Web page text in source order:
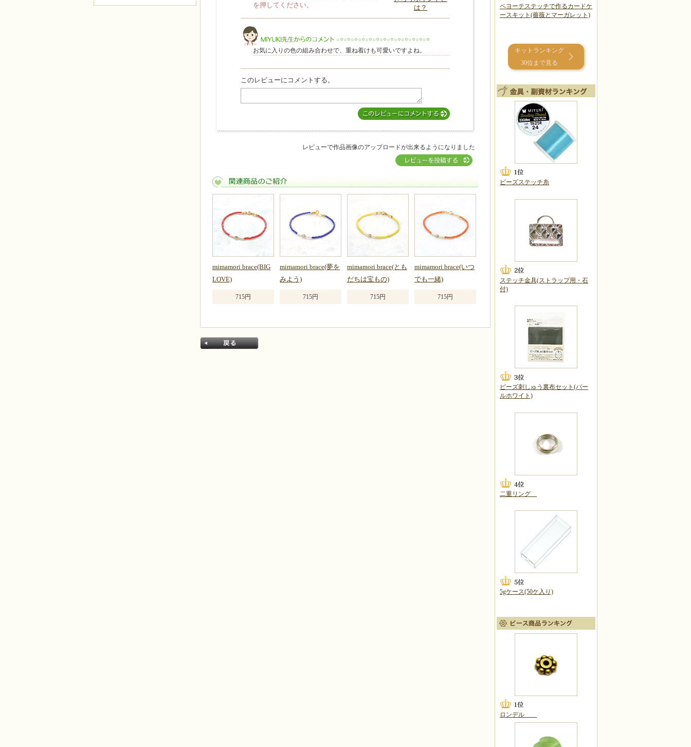
このレビューは参考になりましたか？
を押してください。
は？
MIYUKI先生からのコメント
お気に入りの色の組み合わせで、重ね着けも可愛いですよね。
このレビューにコメントする。
レビューで作品画像のアップロードが出来るようになりました
mimamori brace(BIG
LOVE)
715円
mimamori brace(夢を
みよう)
715円
mimamori brace(とも
だちは宝もの)
715円
mimamori brace(いつ
でも一緒)
715円
ペヨーテステッチで作るカードケ
ースキット(薔薇とマーガレット)
キットランキング
30位まで見る
ビーズステッチ糸
ステッチ金具(ストラップ用・石
付)
ビーズ刺しゅう裏布セット(パー
ルホワイト)
二重リング
5gケース(50ケ入り)
ロンデル